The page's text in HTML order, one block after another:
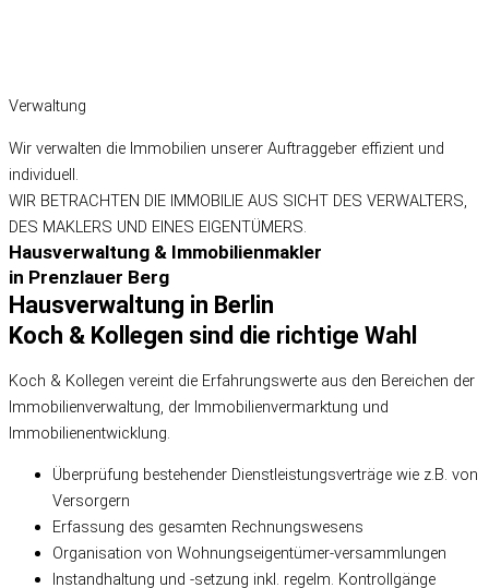
Verwaltung
Wir verwalten die Immobilien unserer Auftraggeber effizient und
individuell.
WIR BETRACHTEN DIE IMMOBILIE AUS SICHT DES VERWALTERS,
DES MAKLERS UND EINES EIGENTÜMERS.
Hausverwaltung & Immobilienmakler
in Prenzlauer Berg
Hausverwaltung in Berlin
Koch & Kollegen sind die richtige Wahl
Koch & Kollegen vereint die Erfahrungswerte aus den Bereichen der
Immobilienverwaltung, der Immobilienvermarktung und
Immobilienentwicklung.
Überprüfung bestehender Dienstleistungsverträge wie z.B. von
Versorgern
Erfassung des gesamten Rechnungswesens
Organisation von Wohnungseigentümer-versammlungen
Instandhaltung und -setzung inkl. regelm. Kontrollgänge